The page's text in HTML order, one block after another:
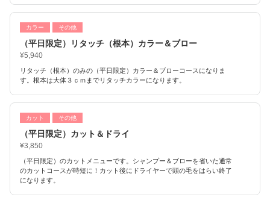
カラー その他
（平日限定）リタッチ（根本）カラー＆ブロー
¥5,940
リタッチ（根本）のみの（平日限定）カラー＆ブローコースになりま
す。根本は大体３ｃｍまでリタッチカラーになります。
カット その他
（平日限定）カット＆ドライ
¥3,850
（平日限定）のカットメニューです。シャンプー＆ブローを省いた通常
のカットコースが時短に！カット後にドライヤーで頭の毛をはらい終了
になります。